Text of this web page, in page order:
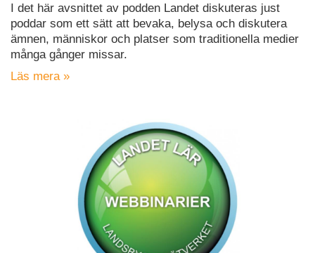
I det här avsnittet av podden Landet diskuteras just
poddar som ett sätt att bevaka, belysa och diskutera
ämnen, människor och platser som traditionella medier
många gånger missar.
Läs mera »